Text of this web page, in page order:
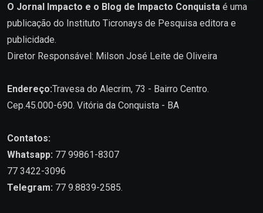
O Jornal Impacto e o Blog de Impacto Conquista é uma
publicação do Instituto Ticronays de Pesquisa editora e
publicidade.
Diretor Responsável: Milson José Leite de Oliveira
Endereço:Travesa do Alecrim, 73 - Bairro Centro.
Cep.45.000-690. Vitória da Conquista - BA
Contatos:
Whatsapp: 77 99861-8307
77 3422-3096
Telegram: 77 9.8839-2585.